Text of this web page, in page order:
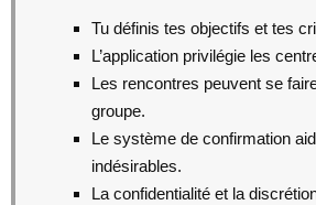
Tu définis tes objectifs et tes
L’application privilégie les
Les rencontres peuvent se
groupe.
Le système de confirmation
indésirables.
La confidentialité et la